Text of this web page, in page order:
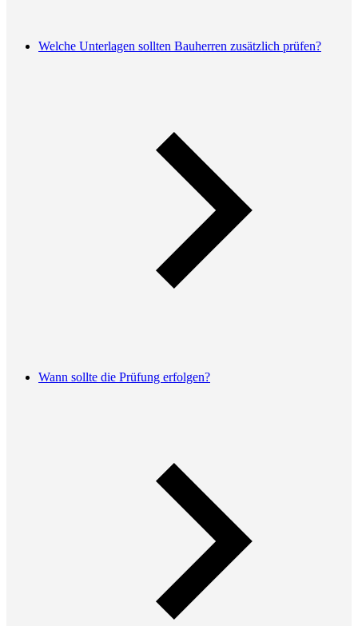
Welche Unterlagen sollten Bauherren zusätzlich prüfen?
Wann sollte die Prüfung erfolgen?